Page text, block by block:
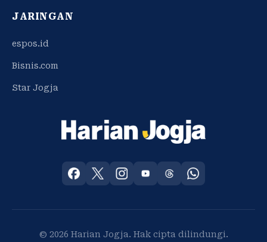
JARINGAN
espos.id
Bisnis.com
Star Jogja
© 2026 Harian Jogja. Hak cipta dilindungi.